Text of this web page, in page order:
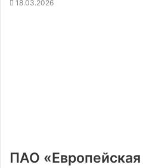
18.03.2026
ПАО «Европейская